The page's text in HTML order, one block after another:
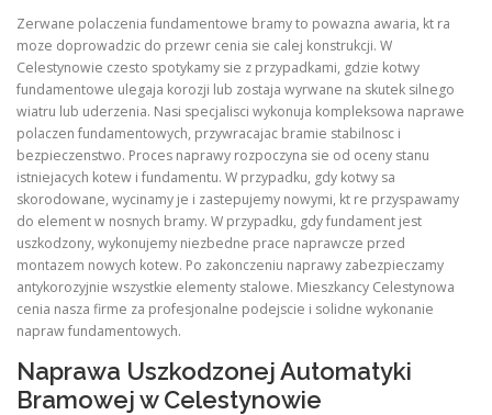
Zerwane polaczenia fundamentowe bramy to powazna awaria, kt ra
moze doprowadzic do przewr cenia sie calej konstrukcji. W
Celestynowie czesto spotykamy sie z przypadkami, gdzie kotwy
fundamentowe ulegaja korozji lub zostaja wyrwane na skutek silnego
wiatru lub uderzenia. Nasi specjalisci wykonuja kompleksowa naprawe
polaczen fundamentowych, przywracajac bramie stabilnosc i
bezpieczenstwo. Proces naprawy rozpoczyna sie od oceny stanu
istniejacych kotew i fundamentu. W przypadku, gdy kotwy sa
skorodowane, wycinamy je i zastepujemy nowymi, kt re przyspawamy
do element w nosnych bramy. W przypadku, gdy fundament jest
uszkodzony, wykonujemy niezbedne prace naprawcze przed
montazem nowych kotew. Po zakonczeniu naprawy zabezpieczamy
antykorozyjnie wszystkie elementy stalowe. Mieszkancy Celestynowa
cenia nasza firme za profesjonalne podejscie i solidne wykonanie
napraw fundamentowych.
Naprawa Uszkodzonej Automatyki
Bramowej w Celestynowie